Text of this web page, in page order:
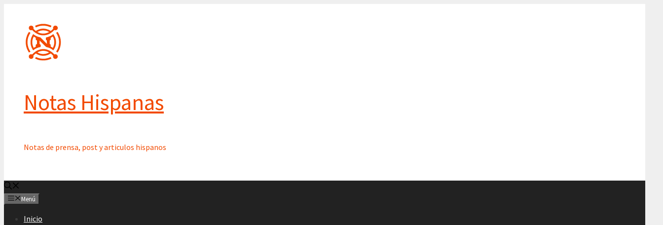
contenido
Notas Hispanas
Notas de prensa, post y articulos hispanos
Menú
Inicio